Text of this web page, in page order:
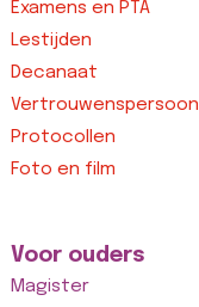
Examens en PTA
Lestijden
Decanaat
Vertrouwenspersoon
Protocollen
Foto en film
Voor ouders
Magister